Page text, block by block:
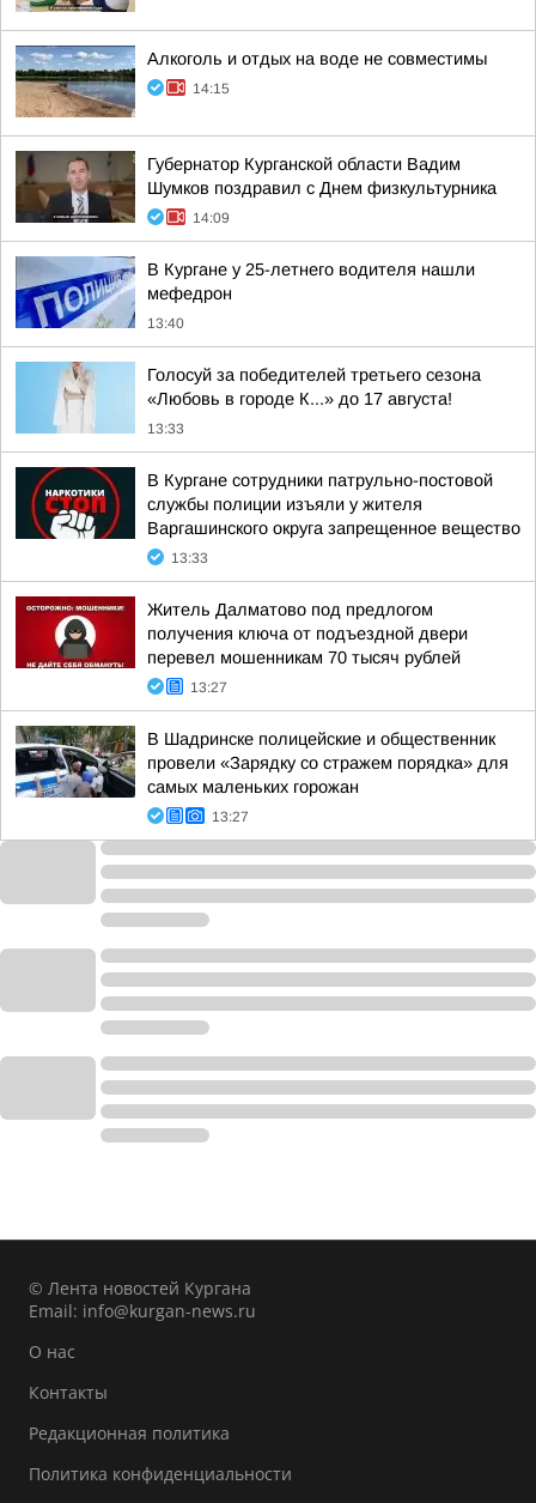
Алкоголь и отдых на воде не совместимы
14:15
Губернатор Курганской области Вадим
Шумков поздравил с Днем физкультурника
14:09
В Кургане у 25-летнего водителя нашли
мефедрон
13:40
Голосуй за победителей третьего сезона
«Любовь в городе К...» до 17 августа!
13:33
В Кургане сотрудники патрульно-постовой
службы полиции изъяли у жителя
Варгашинского округа запрещенное вещество
13:33
Житель Далматово под предлогом
получения ключа от подъездной двери
перевел мошенникам 70 тысяч рублей
13:27
В Шадринске полицейские и общественник
провели «Зарядку со стражем порядка» для
самых маленьких горожан
13:27
© Лента новостей Кургана
Email: info@kurgan-news.ru
О нас
Контакты
Редакционная политика
Политика конфиденциальности